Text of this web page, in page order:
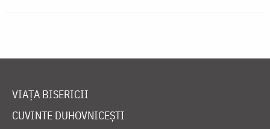
VIAȚA BISERICII
CUVINTE DUHOVNICEȘTI